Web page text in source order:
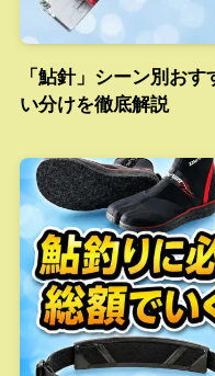
「鮎針」シーン別お
い分けを徹底解説